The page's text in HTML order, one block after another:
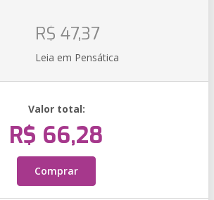
R$ 47,37
Leia em Pensática
Valor total:
R$ 66,28
Comprar